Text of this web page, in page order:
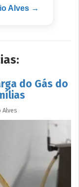
Alves →
do Gás do
Alves